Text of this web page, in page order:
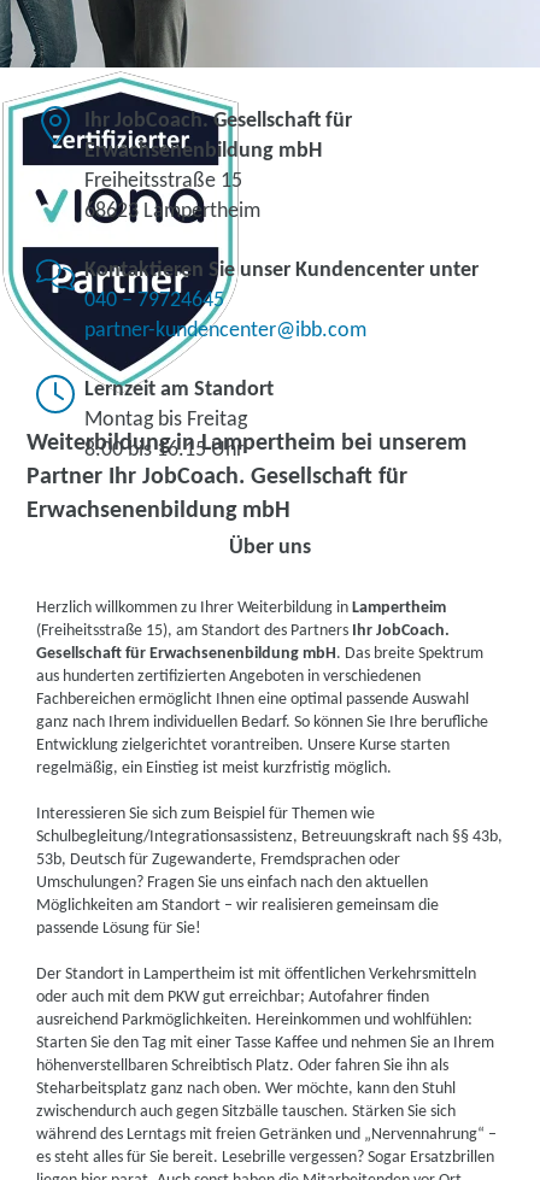
Weiterbildung in Lampertheim bei unserem
Partner Ihr JobCoach. Gesellschaft für
Erwachsenenbildung mbH
Ihr JobCoach. Gesellschaft für
Erwachsenenbildung mbH
Freiheitsstraße 15
68623 Lampertheim
Kontaktieren Sie unser Kundencenter unter
040 – 79724645
partner-kundencenter@ibb.com
Lernzeit am Standort
Montag bis Freitag
8.00 bis 16.15 Uhr
Über uns
Herzlich willkommen zu Ihrer Weiterbildung inLampertheim
(Freiheitsstraße 15), am Standort des Partners Ihr JobCoach.
Gesellschaft für Erwachsenenbildung mbH. Das breite Spektrum
aus hunderten zertifizierten Angeboten in verschiedenen
Fachbereichen ermöglicht Ihnen eine optimal passende Auswahl
ganz nach Ihrem individuellen Bedarf. So können Sie Ihre berufliche
Entwicklung zielgerichtet vorantreiben. Unsere Kurse starten
regelmäßig, ein Einstieg ist meist kurzfristig möglich.
Interessieren Sie sich zum Beispiel für Themen wie
Schulbegleitung/Integrationsassistenz, Betreuungskraft nach §§ 43b,
53b, Deutsch für Zugewanderte, Fremdsprachen oder
Umschulungen? Fragen Sie uns einfach nach den aktuellen
Möglichkeiten am Standort – wir realisieren gemeinsam die
passende Lösung für Sie!
Der Standort in Lampertheim ist mit öffentlichen Verkehrsmitteln
oder auch mit dem PKW gut erreichbar; Autofahrer finden
ausreichend Parkmöglichkeiten. Hereinkommen und wohlfühlen:
Starten Sie den Tag mit einer Tasse Kaffee und nehmen Sie an Ihrem
höhenverstellbaren Schreibtisch Platz. Oder fahren Sie ihn als
Steharbeitsplatz ganz nach oben. Wer möchte, kann den Stuhl
zwischendurch auch gegen Sitzbälle tauschen. Stärken Sie sich
während des Lerntags mit freien Getränken und „Nervennahrung“ –
es steht alles für Sie bereit. Lesebrille vergessen? Sogar Ersatzbrillen